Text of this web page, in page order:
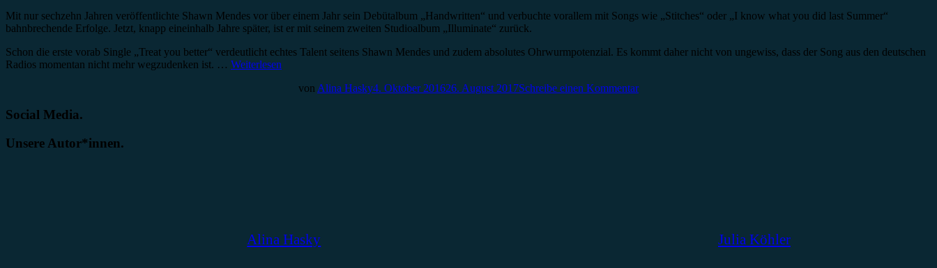
Mit nur sechzehn Jahren veröffentlichte Shawn Mendes vor über einem Jahr sein Debütalbum „Handwritten“ und verbuchte vorallem mit Songs wie „Stitches“ oder „I know what you did last Summer“
bahnbrechende Erfolge. Jetzt, knapp eineinhalb Jahre später, ist er mit seinem zweiten Studioalbum „Illuminate“ zurück.
Schon die erste vorab Single „Treat you better“ verdeutlicht echtes Talent seitens Shawn Mendes und zudem absolutes Ohrwurmpotenzial. Es kommt daher nicht von ungewiss, dass der Song aus den deutschen
Radios momentan nicht mehr wegzudenken ist. … Weiterlesen
von Alina Hasky4. Oktober 201626. August 2017Schreibe einen Kommentar
Social Media.
Unsere Autor*innen.
Alina Hasky Julia Köhler